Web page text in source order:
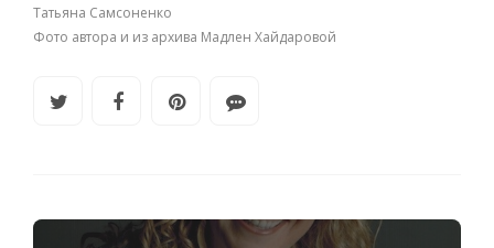
Татьяна Самсоненко
Фото автора и из архива Мадлен Хайдаровой